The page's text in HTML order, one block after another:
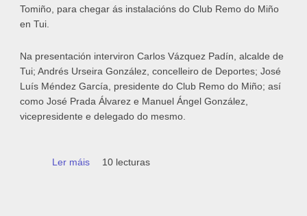
Tomiño, para chegar ás instalacións do Club Remo do Miño
en Tui.
Na presentación interviron Carlos Vázquez Padín, alcalde de
Tui; Andrés Urseira González, concelleiro de Deportes; José
Luís Méndez García, presidente do Club Remo do Miño; así
como José Prada Álvarez e Manuel Ángel González,
vicepresidente e delegado do mesmo.
Ler máis acerca de Preto de 300 deportistas
10 lecturas